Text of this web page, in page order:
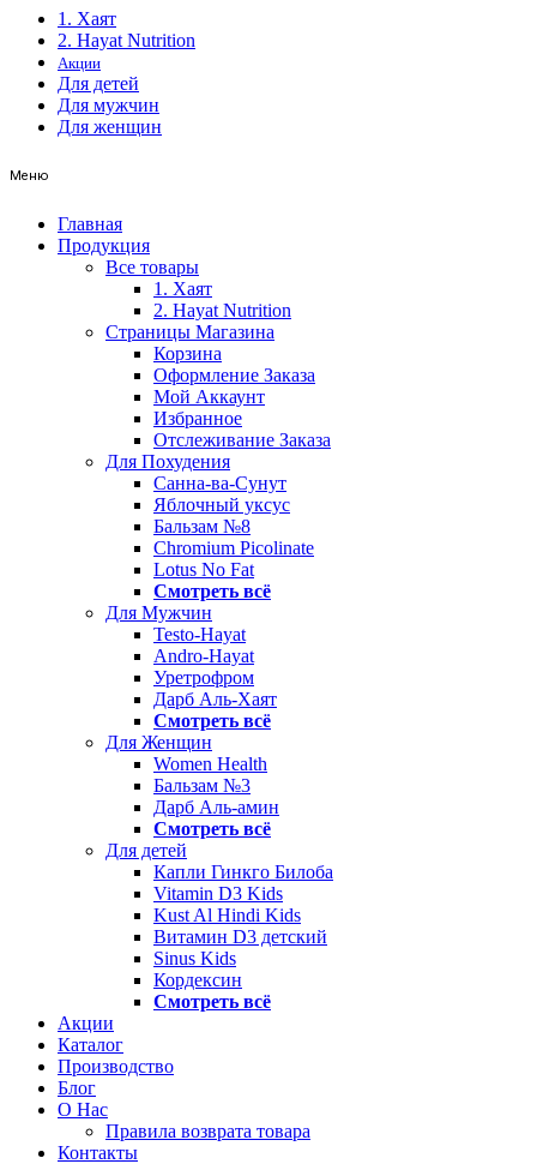
1. Хаят
2. Hayat Nutrition
Акции
Для детей
Для мужчин
Для женщин
Меню
Главная
Продукция
Все товары
1. Хаят
2. Hayat Nutrition
Страницы Магазина
Корзина
Оформление Заказа
Мой Аккаунт
Избранное
Отслеживание Заказа
Для Похудения
Санна-ва-Сунут
Яблочный уксус
Бальзам №8
Chromium Picolinate
Lotus No Fat
Смотреть всё
Для Мужчин
Testo-Hayat
Andro-Hayat
Уретрофром
Дарб Аль-Хаят
Смотреть всё
Для Женщин
Women Health
Бальзам №3
Дарб Аль-амин
Смотреть всё
Для детей
Капли Гинкго Билоба
Vitamin D3 Kids
Kust Al Hindi Kids
Витамин D3 детский
Sinus Kids
Кордексин
Смотреть всё
Акции
Каталог
Производство
Блог
О Нас
Правила возврата товара
Контакты